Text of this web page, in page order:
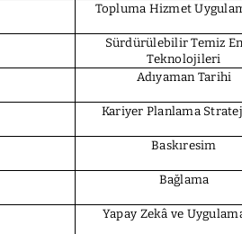
Topluma Hizmet
Sürdürülebilir Temiz
Teknolojileri
Adıyaman Tarihi
Kariyer Planlama
Baskıresim
Bağlama
Yapay Zekâ ve